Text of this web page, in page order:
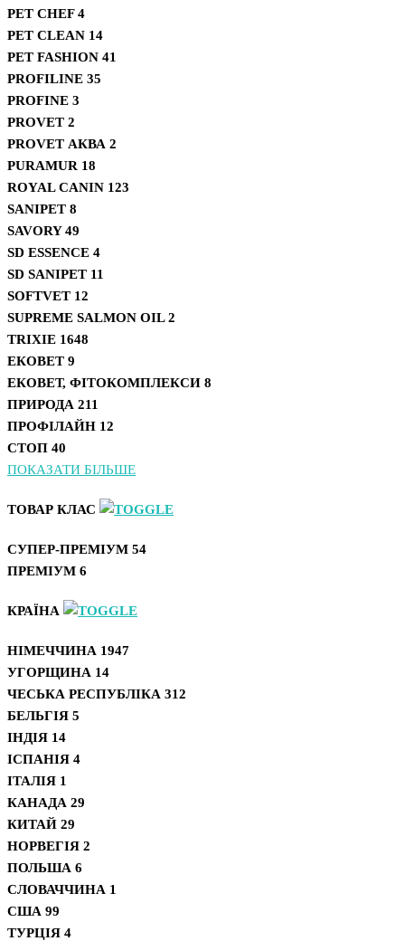
PET CHEF4
PET CLEAN 14
PET FASHION 41
PROFILINE 35
PROFINE 3
PROVET 2
PROVET АКВА 2
PURAMUR 18
ROYAL CANIN 123
SANIPET 8
SAVORY49
SD ESSENCE 4
SD SANIPET 11
SOFTVET 12
SUPREME SALMON OIL2
TRIXIE 1648
ЕКОВЕТ 9
ЕКОВЕТ, ФІТОКОМПЛЕКСИ 8
ПРИРОДА 211
ПРОФІЛАЙН 12
СТОП 40
ПОКАЗАТИ БІЛЬШЕ
ТОВАР КЛАС
СУПЕР-ПРЕМІУМ 54
ПРЕМІУМ 6
КРАЇНА
НІМЕЧЧИНА 1947
УГОРЩИНА 14
ЧЕСЬКА РЕСПУБЛІКА 312
БЕЛЬГІЯ 5
ІНДІЯ 14
ІСПАНІЯ 4
ІТАЛІЯ 1
КАНАДА 29
КИТАЙ 29
НОРВЕГІЯ 2
ПОЛЬША 6
СЛОВАЧЧИНА 1
США 99
ТУРЦІЯ 4